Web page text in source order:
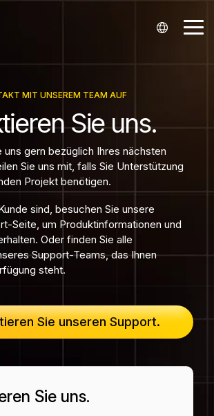
anzeigen
Analysen
Flugplananalysen
Flugpreis-Analysen
Analyse von Passagierbuchungen
Flughäfen
Finanzen
Reisetechnologie
Unternehmen
Über uns
Unsere Standorte
Veranstaltungen
Karriere
MIT UNSEREM TEAM AUF
Sie uns.
uns gern bezüglich Ihres nächsten
Sie uns mit, falls Sie Unterstützung
Projekt benötigen.
sind, besuchen Sie unsere
Seite, um Produktinformationen und
Oder finden Sie alle
Support-Teams, das Ihnen
steht.
Sie unseren Support.
Sie uns.